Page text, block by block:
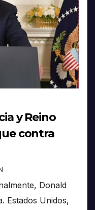
y Reino
contra
Donald
Estados Unidos,